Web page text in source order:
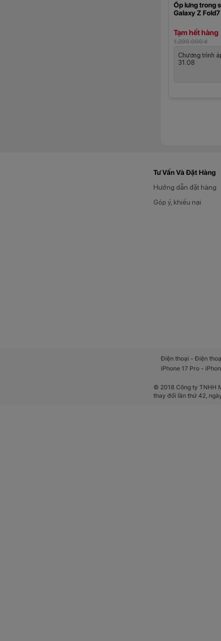
Ốp lưng trong
Galaxy Z Fold7
Tạm hết hàng
1.290.000 ₫
Chương trình
31.08
Tư Vấn Và Đặt Hàng
Hướng dẫn đặt hàng
Góp ý, khiếu nại
Điện thoại -Điện
iPhone 17 Pro -
© 2018 Công ty TNHH
thay đổi lần thứ 42,